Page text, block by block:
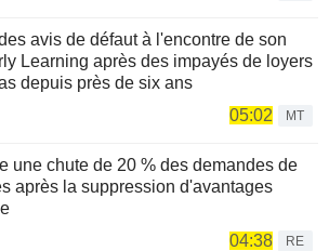
avis de défaut à l'encontre de son
Learning après des impayés de loyers
depuis près de six ans
05:02
MT
une chute de 20 % des demandes de
après la suppression d'avantages
04:38
RE